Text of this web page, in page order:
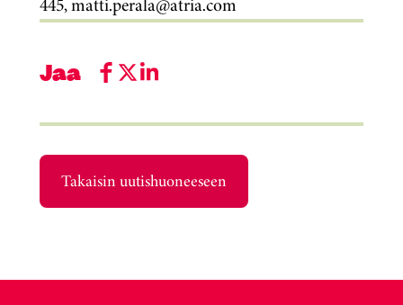
Jaa
Takaisin uutishuoneeseen